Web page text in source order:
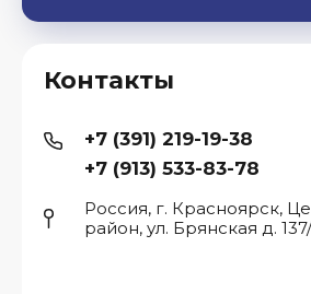
Контакты
+7 (391) 219-19-38
+7 (913) 533-83-78
Россия, г. Красноярск,
район, ул. Брянская д. 137/